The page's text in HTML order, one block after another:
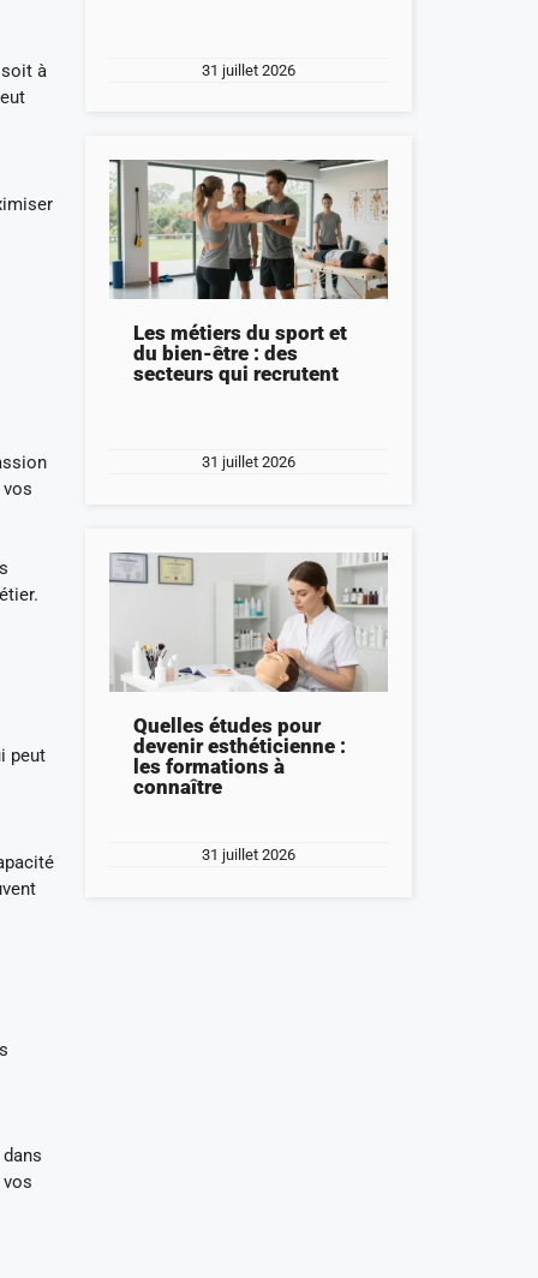
à
peut
31 juillet 2026
Les métiers du sport et
du bien-être : des
secteurs qui recrutent
31 juillet 2026
Quelles études pour
devenir esthéticienne :
les formations à
connaître
31 juillet 2026